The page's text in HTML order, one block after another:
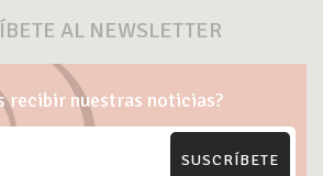
AL NEWSLETTER
recibir nuestras noticias?
SUSCRÍBETE